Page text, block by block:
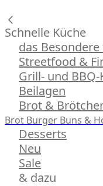
Schnelle Küche
das
Streetfood &
Grill- und
Beilagen
Brot &
Brot Burger Buns &
Desserts
Neu
Sale
& dazu